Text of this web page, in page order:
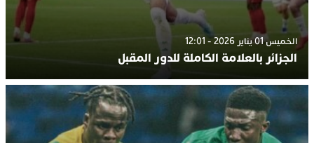
الخميس 01 يناير 2026 - 12:01
الجزائر بالعلامة الكاملة للدور المقبل